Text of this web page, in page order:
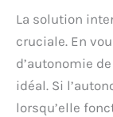
La solution
cruciale. En
d’autonomie
idéal. Si
lorsqu’elle